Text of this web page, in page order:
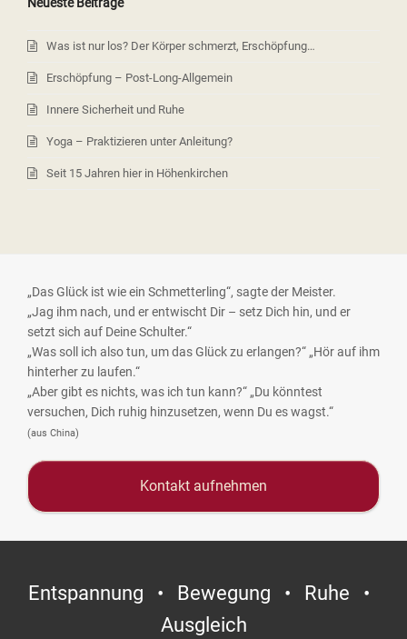
Was ist nur los? Der Körper schmerzt, Erschöpfung…
Erschöpfung – Post-Long-Allgemein
Innere Sicherheit und Ruhe
Yoga – Praktizieren unter Anleitung?
Seit 15 Jahren hier in Höhenkirchen
„Das Glück ist wie ein Schmetterling“, sagte der Meister.
„Jag ihm nach, und er entwischt Dir – setz Dich hin, und er
setzt sich auf Deine Schulter.“
„Was soll ich also tun, um das Glück zu erlangen?“ „Hör auf ihm
hinterher zu laufen.“
„Aber gibt es nichts, was ich tun kann?“ „Du könntest
versuchen, Dich ruhig hinzusetzen, wenn Du es wagst.“
(aus China)
Kontakt aufnehmen
Entspannung • Bewegung • Ruhe •
Ausgleich